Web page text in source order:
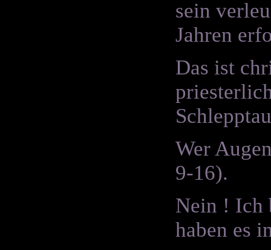
sein
Jahren
Das ist
Wer
9-16).
Nein ! Ich
haben es